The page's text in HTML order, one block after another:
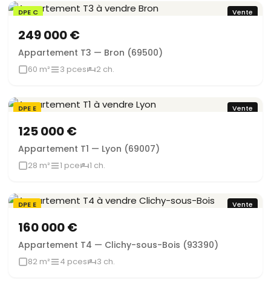
DPE C Vente
249 000 €
Appartement T3 — Bron (69500)
60 m² 3 pces 2 ch.
DPE E Vente
125 000 €
Appartement T1 — Lyon (69007)
28 m² 1 pce 1 ch.
DPE E Vente
160 000 €
Appartement T4 — Clichy-sous-Bois (93390)
82 m² 4 pces 3 ch.